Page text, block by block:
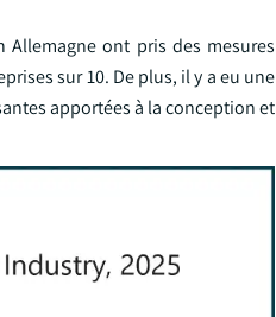
Allemagne ont pris des mesures
sur 10. De plus, il y a eu une
apportées à la conception et